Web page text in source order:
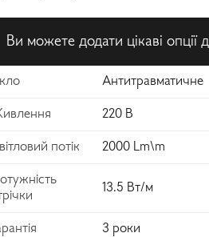
Ви можете додати цікаві опції
Антитравматичне
220 В
потік 2000 Lm\m
13.5 Вт/м
3 роки